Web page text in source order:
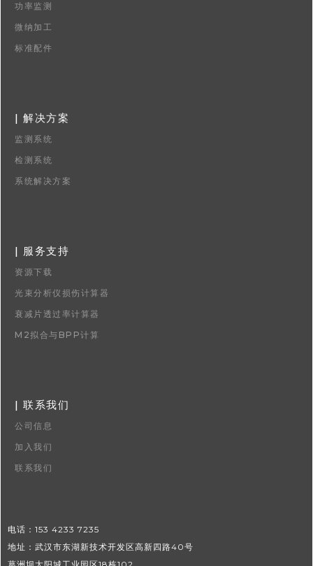
功率监测
微纳加工
标准配件
| 解决方案
监测系统
检测系统
系统解决方案
| 服务支持
资源下载
光束分析仪损伤计算器
衰减片透过率计算器
M2拟合与BPP计算
| 联系我们
公司信息
加入我们
联系我们
电话：153 4233 7235
地址：武汉市东湖新技术开发区高新四路40号